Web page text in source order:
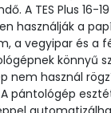
A TES Plus
használják a
a vegyipar és a
könnyű
nem használ
pántológép